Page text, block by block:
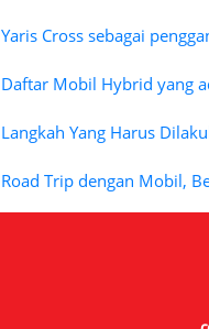
Yaris Cross sebagai
Daftar Mobil Hybrid yang
Langkah Yang Harus
Road Trip dengan Mobil,